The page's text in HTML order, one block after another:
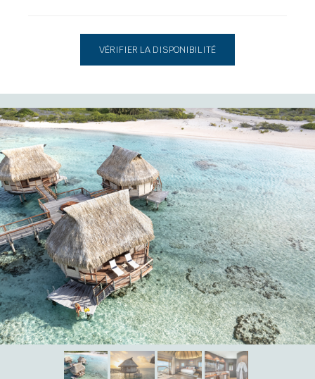
VÉRIFIER LA DISPONIBILITÉ